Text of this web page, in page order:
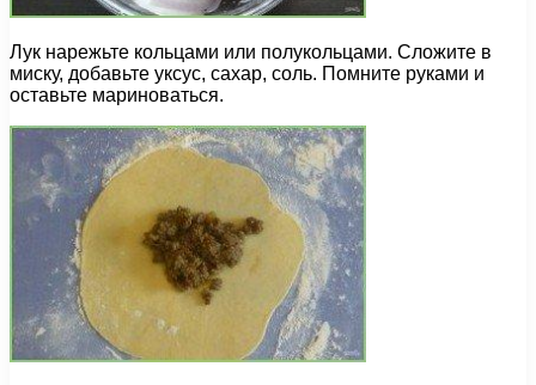
Лук нарежьте кольцами или полукольцами. Сложите в
миску, добавьте уксус, сахар, соль. Помните руками и
оставьте мариноваться.